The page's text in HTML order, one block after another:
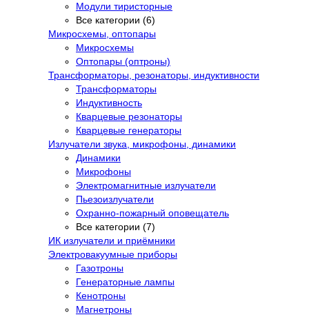
Модули тиристорные
Все категории (6)
Микросхемы, оптопары
Микросхемы
Оптопары (оптроны)
Трансформаторы, резонаторы, индуктивности
Трансформаторы
Индуктивность
Кварцевые резонаторы
Кварцевые генераторы
Излучатели звука, микрофоны, динамики
Динамики
Микрофоны
Электромагнитные излучатели
Пьезоизлучатели
Охранно-пожарный оповещатель
Все категории (7)
ИК излучатели и приёмники
Электровакуумные приборы
Газотроны
Генераторные лампы
Кенотроны
Магнетроны